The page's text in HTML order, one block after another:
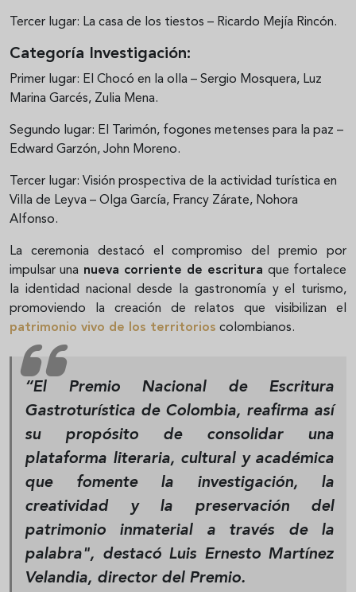
Tercer lugar: La casa de los tiestos – Ricardo Mejía Rincón.
Categoría Investigación:
Primer lugar: El Chocó en la olla – Sergio Mosquera, Luz
Marina Garcés, Zulia Mena.
Segundo lugar: El Tarimón, fogones metenses para la paz –
Edward Garzón, John Moreno.
Tercer lugar: Visión prospectiva de la actividad turística en
Villa de Leyva – Olga García, Francy Zárate, Nohora
Alfonso.
La ceremonia destacó el compromiso del premio por
impulsar una nueva corriente de escritura que fortalece
la identidad nacional desde la gastronomía y el turismo,
promoviendo la creación de relatos que visibilizan el
patrimonio vivo de los territorios colombianos.
“El Premio Nacional de Escritura
Gastroturística de Colombia, reafirma así
su propósito de consolidar una
plataforma literaria, cultural y académica
que fomente la investigación, la
creatividad y la preservación del
patrimonio inmaterial a través de la
palabra", destacó Luis Ernesto Martínez
Velandia, director del Premio.